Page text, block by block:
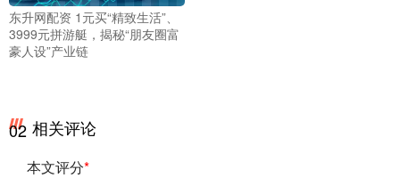
东升网配资 1元买“精致生活”、
3999元拼游艇，揭秘“朋友圈富
豪人设”产业链
02 相关评论
本文评分*